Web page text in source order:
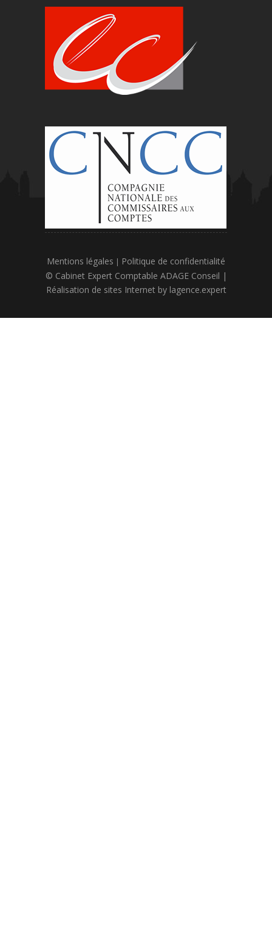
Mentions légales | Politique de confidentialité
© Cabinet Expert Comptable ADAGE Conseil |
Réalisation de sites Internet by lagence.expert